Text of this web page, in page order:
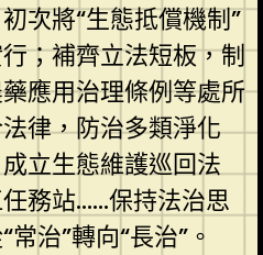
次將“生態抵償機制”
；補齊立法短板，制
應用治理條例等處所
律，防治多類淨化
立生態維護巡回法
務站……保持法治思
治”轉向“長治”。